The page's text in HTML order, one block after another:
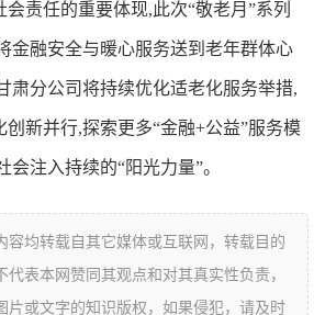
责任的重要体现,此次“敬老月”系列
金融安全与暖心服务送到老年群体心
肃分公司将持续优化适老化服务举措,
新并行,探索更多“金融+公益”服务模
注入持续的“阳光力量”。
容均转载自其它媒体或互联网，转载目的
表本网赞同其观点和对其真实性负责，
片或文字的知识版权，如果侵犯，请及时